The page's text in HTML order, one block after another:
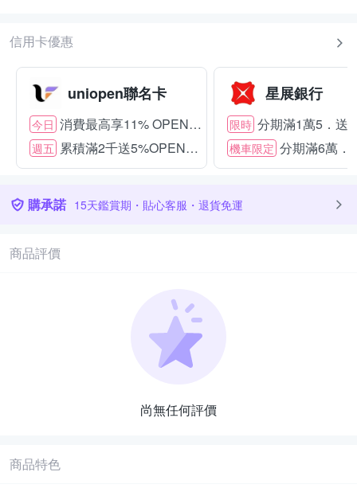
信用卡優惠
uniopen聯名卡
今日 消費最高享11% OPENPOINT
週五 累積滿2千送5%OPENPOINT
星展銀行
限時 分期滿1萬5．送
機車限定 分期滿6萬．
購承諾 15天鑑賞期・貼心客服・退貨免運
商品評價
尚無任何評價
商品特色